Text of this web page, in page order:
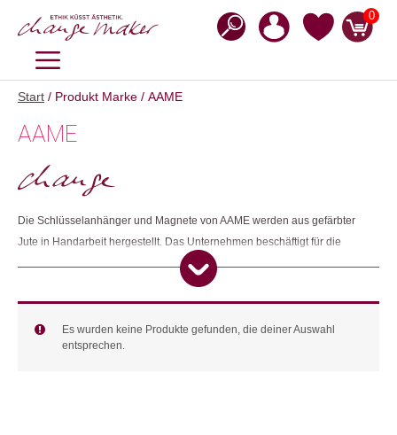
Inhalt
0
MENÜ
Start / Produkt Marke / AAME
AAME
Die Schlüsselanhänger und Magnete von AAME werden aus gefärbter
Jute in Handarbeit hergestellt. Das Unternehmen beschäftigt für die
Herstellung der Produkte Frauen, welche sich durch ihre Arbeit
Unterkunft, Nahrung, Gesundheitsversorgung und Lebensunterhalt
sichern können. Mit über 20 Jahren Erfahrung haben sich die
Kunstschaffenden von AAME ein grosses Wissen über verschiedene
Handwerkskünste aneignen können, welches sie für die Entwicklung
Es wurden keine Produkte gefunden, die deiner Auswahl
entsprechen.